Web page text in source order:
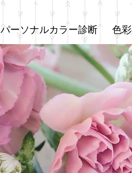
パーソナルカラー診断 色